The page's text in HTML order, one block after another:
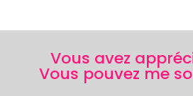
Vous avez
Vous pouvez me